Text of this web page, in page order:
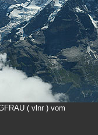
( vlnr ) vom